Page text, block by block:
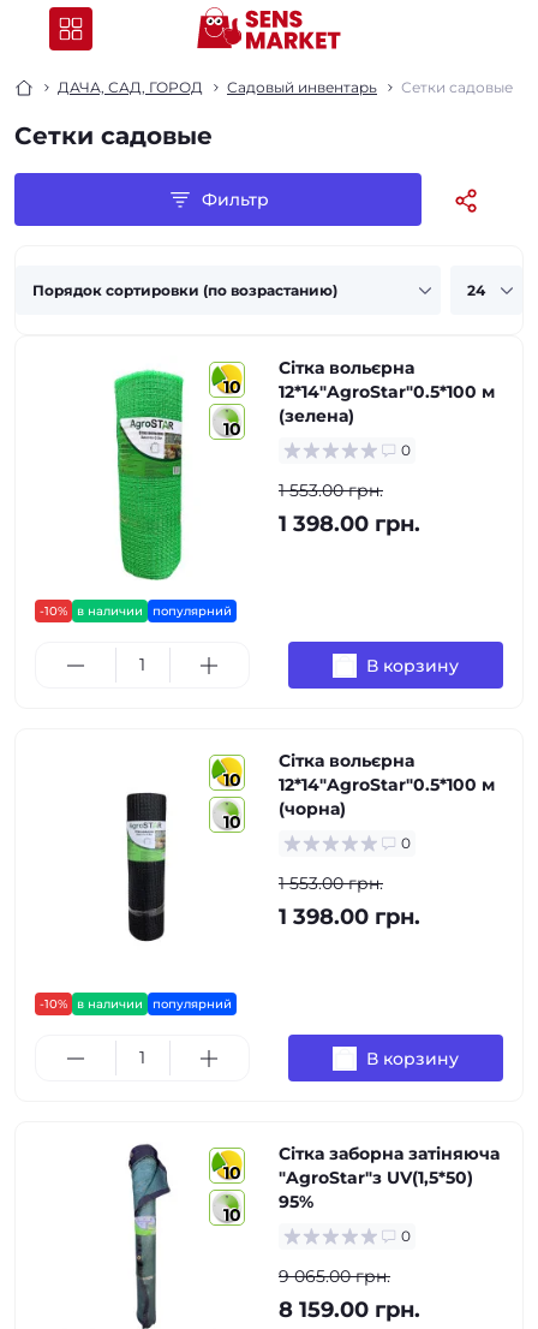
ДАЧА, САД, ГОРОД Садовый инвентарь Сетки садовые
Сетки садовые
Фильтр
10
10
-10% в наличии популярний
Сітка вольєрна
12*14"AgroStar"0.5*100 м
(зелена)
0
1 553.00 грн.
1 398.00 грн.
В корзину
10
10
-10% в наличии популярний
Сітка вольєрна
12*14"AgroStar"0.5*100 м
(чорна)
0
1 553.00 грн.
1 398.00 грн.
В корзину
10
10
Сітка заборна затіняюча
"AgroStar"з UV(1,5*50)
95%
0
9 065.00 грн.
8 159.00 грн.